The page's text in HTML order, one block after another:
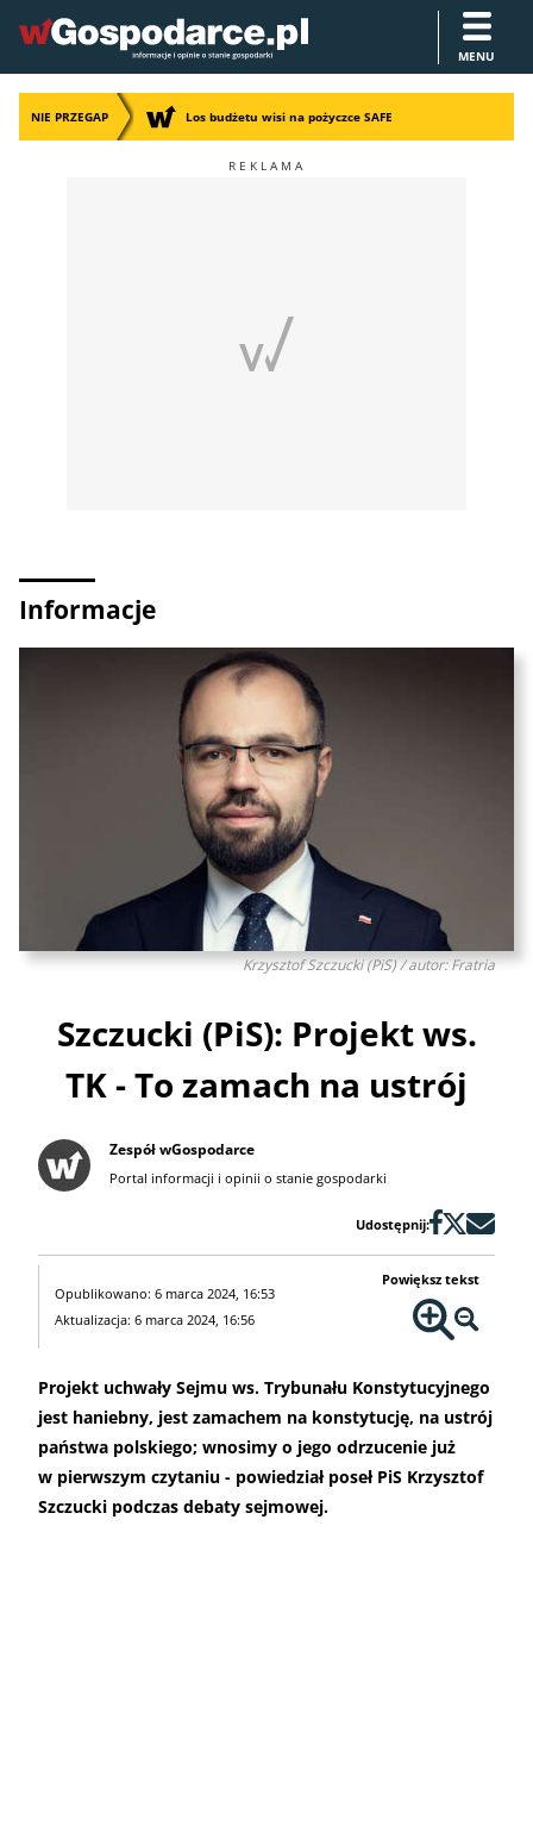
MENU
NIE PRZEGAP Los budżetu wisi na pożyczce SAFE
Informacje
Krzysztof Szczucki (PiS) / autor: Fratria
Szczucki (PiS): Projekt ws.
TK - To zamach na ustrój
Zespół wGospodarce
Portal informacji i opinii o stanie gospodarki
Udostępnij:
Opublikowano: 6 marca 2024, 16:53
Aktualizacja: 6 marca 2024, 16:56
Powiększ tekst
Projekt uchwały Sejmu ws. Trybunału Konstytucyjnego
jest haniebny, jest zamachem na konstytucję, na ustrój
państwa polskiego; wnosimy o jego odrzucenie już
w pierwszym czytaniu - powiedział poseł PiS Krzysztof
Szczucki podczas debaty sejmowej.